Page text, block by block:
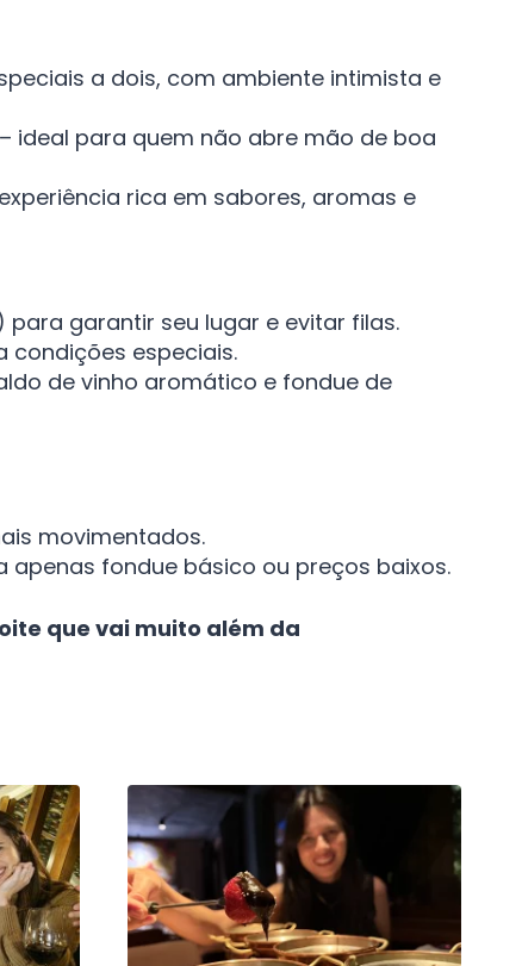
a dois, com ambiente intimista e
ideal para quem não abre mão de boa
rica em sabores, aromas e
garantir seu lugar e evitar filas.
condições especiais.
de vinho aromático e fondue de
movimentados.
apenas fondue básico ou preços baixos.
que vai muito além da